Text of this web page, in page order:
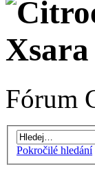
Fórum
Pokročilé hledání